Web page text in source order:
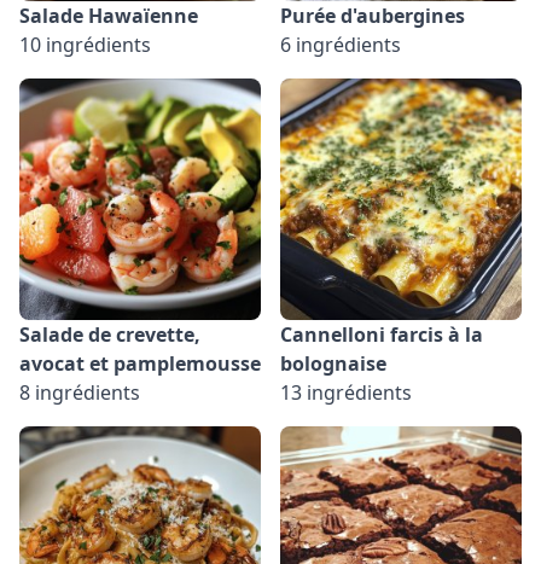
Salade Hawaïenne
10 ingrédients
Purée d'aubergines
6 ingrédients
Salade de crevette,
avocat et pamplemousse
8 ingrédients
Cannelloni farcis à la
bolognaise
13 ingrédients